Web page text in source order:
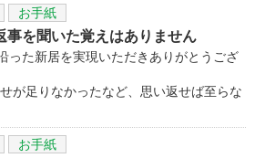
お手紙
事を聞いた覚えはありません
った新居を実現いただきありがとうござ
が足りなかったなど、思い返せば至らな
お手紙